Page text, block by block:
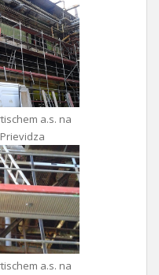
a.s. na
a.s. na